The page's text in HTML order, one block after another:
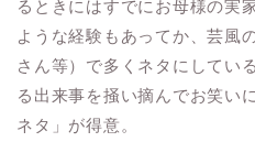
るときにはすでにお母様の実
ような経験もあってか、芸風
さん等）で多くネタにしてい
る出来事を掻い摘んでお笑い
ネタ」が得意。